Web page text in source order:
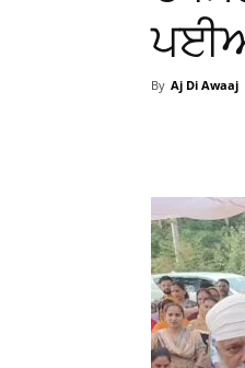
By Aj Di Awaaj